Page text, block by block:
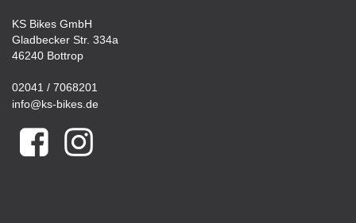
KS Bikes GmbH
Gladbecker Str. 334a
46240 Bottrop
02041 / 7068201
info@ks-bikes.de